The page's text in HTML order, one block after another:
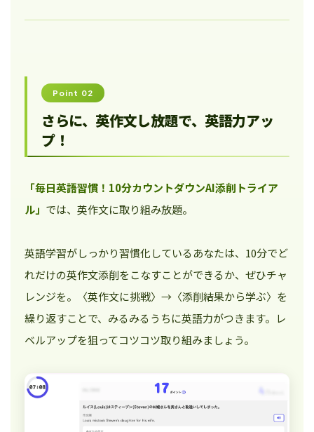
Point 02
さらに、英作文し放題で、英語力アッ
プ！
「毎日英語習慣！10分カウントダウンAI添削トライア
ル」 では、英作文に取り組み放題。
英語学習がしっかり習慣化しているあなたは、10分でど
れだけの英作文添削をこなすことができるか、ぜひチャ
レンジを。〈英作文に挑戦〉→〈添削結果から学ぶ〉を
繰り返すことで、みるみるうちに英語力がつきます。レ
ベルアップを狙ってコツコツ取り組みましょう。